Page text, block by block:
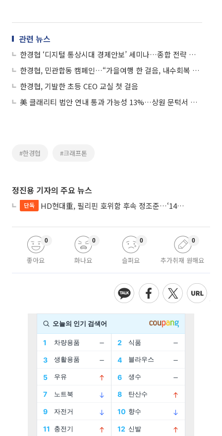
관련 뉴스
한경협 ‘디지털 통상시대 경제안보’ 세미나…종합 전략 촉구
한경협, 민관합동 캠페인…“가을여행 한 걸음, 내수회복 큰 걸음”
한경협, 기발한 초등 CEO 교실 첫 걸음
美 클래리티 법안 연내 통과 가능성 13%…상원 문턱서 제동
#한경협 #크래프톤
정진용 기자의 주요 뉴스
단독 HD현대重, 필리핀 호위함 후속 정조준…‘14척+α’ 싹쓸이 노린다
좋아요
0
화나요
0
슬퍼요
0
추가취재 원해요
0